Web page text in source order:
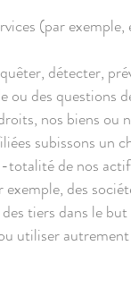
(par exemple,
détecter,
ou des questions
nos biens ou
subissons un
totalité de nos
des
tiers dans le
utiliser